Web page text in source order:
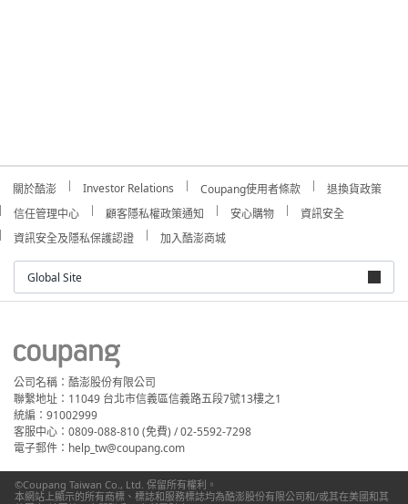
關於酷澎 Investor Relations Coupang使用者條款
退換貨政策
信任管理中心
顧客隱私權政策通知 安心購物
資訊安全
資訊安全及隱私保護認證
加入酷澎商城
Global Site
公司名稱：酷澎股份有限公司
聯繫地址：11049 台北市信義區信義路五段7號13樓之1
統編：91002999
客服中心：0809-088-810 (免費) / 02-5592-7298
電子郵件：help_tw@coupang.com
©Coupang Taiwan Co., Ltd. 保留所有權利。
本網站上顯示的所有商標、標誌和服務標誌均為酷澎股份有限公司和/或其在美國和其